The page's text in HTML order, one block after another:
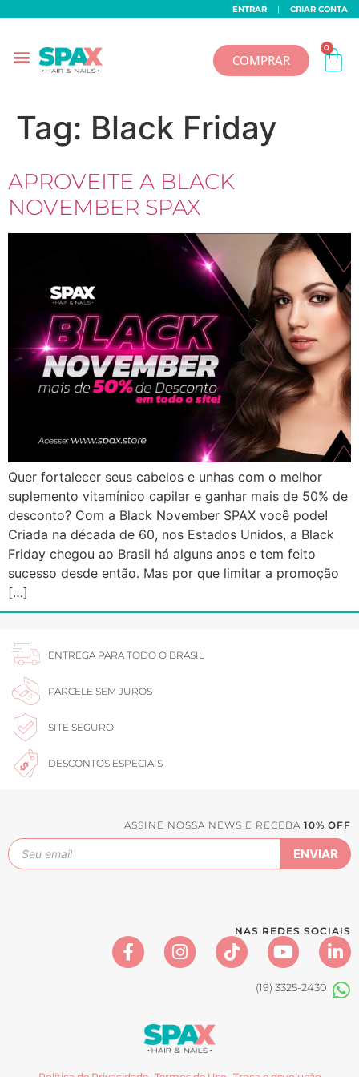
ENTRAR | CRIAR CONTA
COMPRAR
0
Tag: Black Friday
APROVEITE A BLACK
NOVEMBER SPAX
Quer fortalecer seus cabelos e unhas com o melhor
suplemento vitamínico capilar e ganhar mais de 50% de
desconto? Com a Black November SPAX você pode!
Criada na década de 60, nos Estados Unidos, a Black
Friday chegou ao Brasil há alguns anos e tem feito
sucesso desde então. Mas por que limitar a promoção
[…]
ENTREGA PARA TODO O BRASIL
PARCELE SEM JUROS
SITE SEGURO
DESCONTOS ESPECIAIS
ASSINE NOSSA NEWS E RECEBA 10% OFF
NAS REDES SOCIAIS
(19) 3325-2430